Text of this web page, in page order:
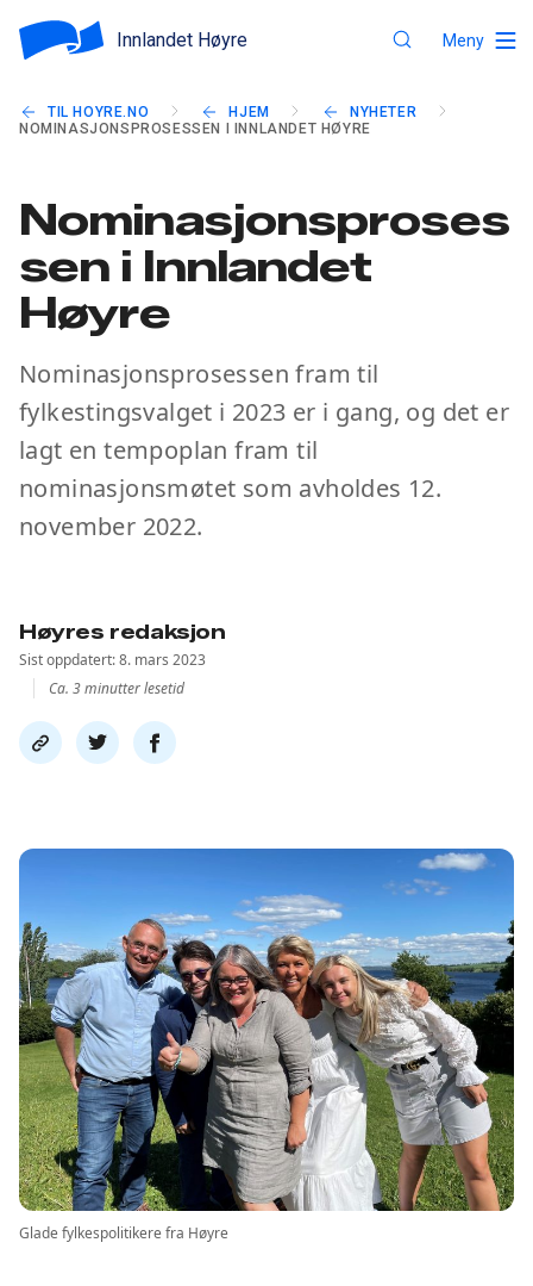
Innlandet Høyre Meny
TIL HOYRE.NO HJEM
NYHETER
NOMINASJONSPROSESSEN I INNLANDET HØYRE
Nominasjonsproses
sen i Innlandet
Høyre
Nominasjonsprosessen fram til
fylkestingsvalget i 2023 er i gang, og det er
lagt en tempoplan fram til
nominasjonsmøtet som avholdes 12.
november 2022.
Høyres redaksjon
Sist oppdatert: 8. mars 2023
Ca. 3 minutter lesetid
Del
link
Del
på
Del
på
Glade fylkespolitikere fra Høyre